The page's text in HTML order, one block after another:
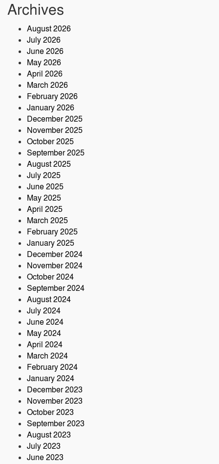
কৃষক ও গ্রামীণ অর্থনীতি বদলে দিতে পলাশে
‘পার্টনার’ কংগ্রেস অনুষ্ঠিত
Archives
August 2026
July 2026
June 2026
May 2026
April 2026
March 2026
February 2026
January 2026
December 2025
November 2025
October 2025
September 2025
August 2025
July 2025
June 2025
May 2025
April 2025
March 2025
February 2025
January 2025
December 2024
November 2024
October 2024
September 2024
August 2024
July 2024
June 2024
May 2024
April 2024
March 2024
February 2024
January 2024
December 2023
November 2023
October 2023
September 2023
August 2023
July 2023
June 2023